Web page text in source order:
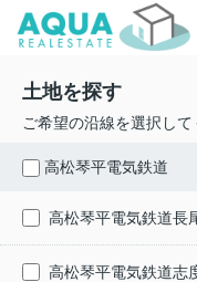
土地を探す
ご希望の沿線を選択し
高松琴平電気鉄道
高松琴平電気鉄道長
高松琴平電気鉄道志